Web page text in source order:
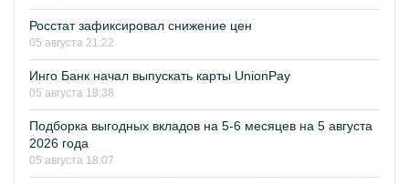
Росстат зафиксировал снижение цен
05 августа 21:22
Инго Банк начал выпускать карты UnionPay
05 августа 18:38
Подборка выгодных вкладов на 5-6 месяцев на 5 августа
2026 года
05 августа 18:07